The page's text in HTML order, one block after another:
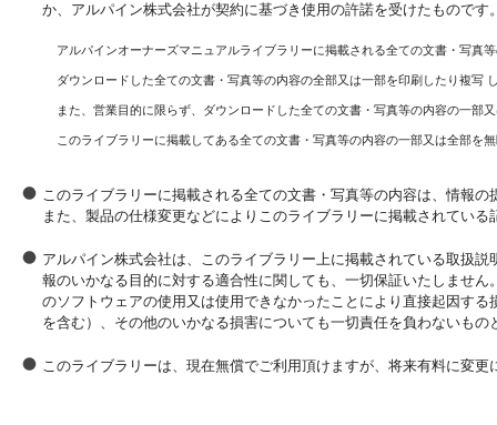
か、アルパイン株式会社が契約に基づき使用の許諾を受けたもので
アルパインオーナーズマニュアルライブラリーに掲載される全ての文書・写真
ダウンロードした全ての文書・写真等の内容の全部又は一部を印刷したり複写
また、営業目的に限らず、ダウンロードした全ての文書・写真等の内容の一
このライブラリーに掲載してある全ての文書・写真等の内容の一部又は全部を
このライブラリーに掲載される全ての文書・写真等の内容は、情報
また、製品の仕様変更などによりこのライブラリーに掲載されてい
アルパイン株式会社は、このライブラリー上に掲載されている取扱
報のいかなる目的に対する適合性に関しても、一切保証いたしませ
のソフトウェアの使用又は使用できなかったことにより直接起因す
を含む）、その他のいかなる損害についても一切責任を負わないもの
このライブラリーは、現在無償でご利用頂けますが、将来有料に変